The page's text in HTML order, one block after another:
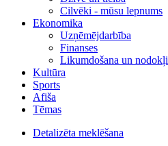
Cilvēki - mūsu lepnums
Ekonomika
Uzņēmējdarbība
Finanses
Likumdošana un nodokļi
Kultūra
Sports
Afiša
Tēmas
Detalizēta meklēšana